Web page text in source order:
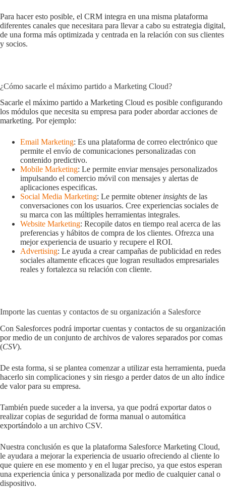
Para hacer esto posible, el CRM integra en una misma plataforma
diferentes canales que necesitara para llevar a cabo su estrategia digital,
de una forma más optimizada y centrada en la relación con sus clientes
y socios.
¿Cómo sacarle el máximo partido a Marketing Cloud?
Sacarle el máximo partido a Marketing Cloud es posible configurando
los módulos que necesita su empresa para poder abordar acciones de
marketing. Por ejemplo:
Email Marketing: Es una plataforma de correo electrónico que
permite el envío de comunicaciones personalizadas con
contenido predictivo.
Mobile Marketing: Le permite enviar mensajes personalizados
impulsando el comercio móvil con mensajes y alertas de
aplicaciones especificas.
Social Media Marketing: Le permite obtener insights de las
conversaciones con los usuarios. Cree experiencias sociales de
su marca con las múltiples herramientas integrales.
Website Marketing: Recopile datos en tiempo real acerca de las
preferencias y hábitos de compra de los clientes. Ofrezca una
mejor experiencia de usuario y recupere el ROI.
Advertising: Le ayuda a crear campañas de publicidad en redes
sociales altamente eficaces que logran resultados empresariales
reales y fortalezca su relación con cliente.
Importe las cuentas y contactos de su organización a Salesforce
Con Salesforces podrá importar cuentas y contactos de su organización
por medio de un conjunto de archivos de valores separados por comas
(CSV).
De esta forma, si se plantea comenzar a utilizar esta herramienta, pueda
hacerlo sin complicaciones y sin riesgo a perder datos de un alto índice
de valor para su empresa.
También puede suceder a la inversa, ya que podrá exportar datos o
realizar copias de seguridad de forma manual o automática
exportándolo a un archivo CSV.
Nuestra conclusión es que la plataforma Salesforce Marketing Cloud,
le ayudara a mejorar la experiencia de usuario ofreciendo al cliente lo
que quiere en ese momento y en el lugar preciso, ya que estos esperan
una experiencia única y personalizada por medio de cualquier canal o
dispositivo.